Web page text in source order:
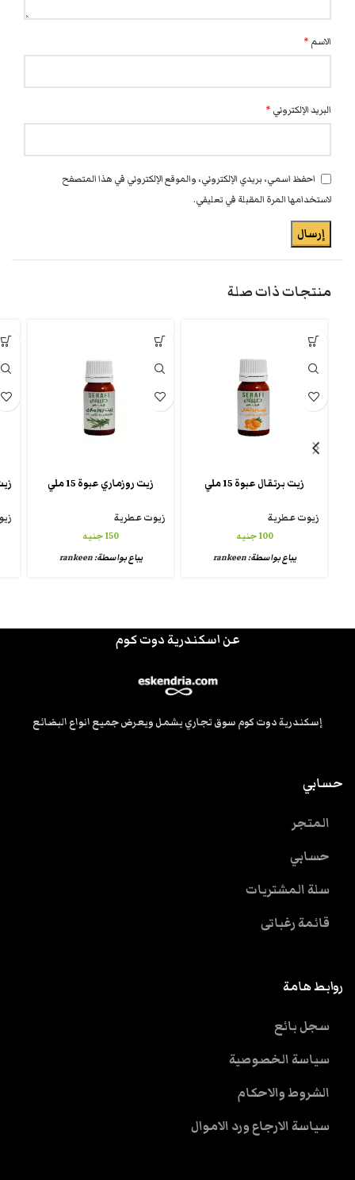
الاسم *
البريد الإلكتروني *
احفظ اسمي، بريدي الإلكتروني، والموقع الإلكتروني في هذا المتصفح
لاستخدامها المرة المقبلة في تعليقي.
منتجات ذات صلة
زيت برتقال عبوة 15 ملي
زيوت عطرية
100 جنيه
يباع بواسطة:rankeen
زيت روزماري عبوة 15 ملي
زيوت عطرية
150جنيه
يباع بواسطة:rankeen
عن اسكندرية دوت كوم
إسكندرية دوت كوم سوق تجاري يشمل ويعرض جميع انواع البضائع
حسابي
المتجر
حسابي
سلة المشتريات
قائمة رغباتى
روابط هامة
سجل بائع
سياسة الخصوصية
الشروط والاحكام
سياسة الارجاع ورد الاموال